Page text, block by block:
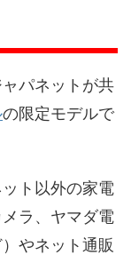
パネットが共
の限定モデルで
ト以外の家電
ラ、ヤマダ電
やネット通販